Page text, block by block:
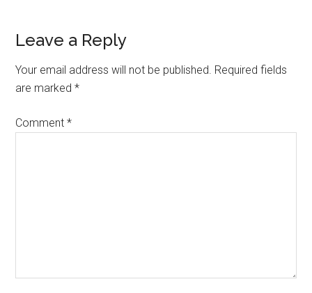
Reader
Interactions
Leave a Reply
Your email address will not be published. Required fields
are marked*
Comment*